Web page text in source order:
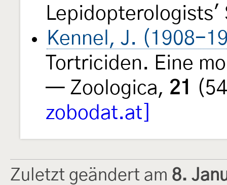
Kennel, J. (1908-
Tortriciden. Eine
— Zoologica, 21
zobodat.at]
Zuletzt geändert am 8.